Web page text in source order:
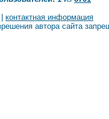
контактная информация
автора сайта